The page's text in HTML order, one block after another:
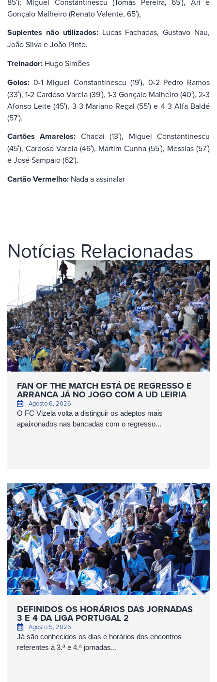
Gonçalo Malheiro (Renato Valente, 65′),
Suplentes não utilizados:Lucas Fachadas, Gustavo Nau,
João Silva e João Pinto.
Treinador: Hugo Simões
Golos: 0-1 Miguel Constantinescu (19′), 0-2 Pedro Ramos
(33′), 1-2 Cardoso Varela (39′), 1-3 Gonçalo Malheiro (40′), 2-3
Afonso Leite (45′), 3-3 Mariano Regal (55′) e 4-3 Alfa Baldé
(57′).
Cartões Amarelos: Chadai (13′), Miguel Constantinescu
(45′), Cardoso Varela (46′), Martim Cunha (55′), Messias (57′)
e José Sampaio (62′).
Cartão Vermelho: Nada a assinalar
Notícias Relacionadas
FAN OF THE MATCH ESTÁ DE REGRESSO E
ARRANCA JÁ NO JOGO COM A UD LEIRIA
Agosto 6, 2026
O FC Vizela volta a distinguir os adeptos mais
apaixonados nas bancadas com o regresso...
DEFINIDOS OS HORÁRIOS DAS JORNADAS
3 E 4 DA LIGA PORTUGAL 2
Agosto 5, 2026
Já são conhecidos os dias e horários dos encontros
referentes à 3.ª e 4.ª jornadas...